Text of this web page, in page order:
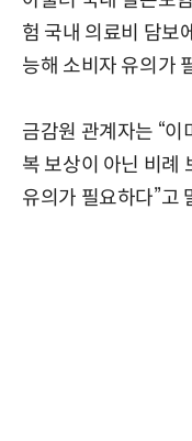
험 국내 의료비 담보
능해 소비자 유의가
금감원 관계자는 “
복 보상이 아닌 비례
유의가 필요하다”고